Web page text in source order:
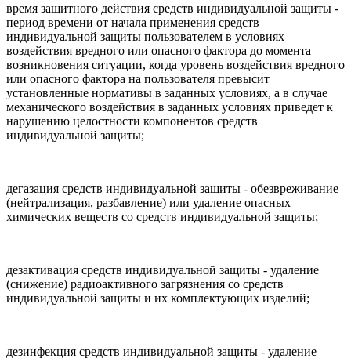
время защитного действия средств индивидуальной защиты -
период времени от начала применения средств
индивидуальной защиты пользователем в условиях
воздействия вредного или опасного фактора до момента
возникновения ситуации, когда уровень воздействия вредного
или опасного фактора на пользователя превысит
установленные нормативы в заданных условиях, а в случае
механического воздействия в заданных условиях приведет к
нарушению целостности компонентов средств
индивидуальной защиты;
дегазация средств индивидуальной защиты - обезвреживание
(нейтрализация, разбавление) или удаление опасных
химических веществ со средств индивидуальной защиты;
дезактивация средств индивидуальной защиты - удаление
(снижение) радиоактивного загрязнения со средств
индивидуальной защиты и их комплектующих изделий;
дезинфекция средств индивидуальной защиты - удаление